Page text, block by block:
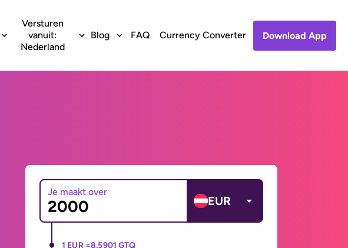
Versturen
vanuit:
Nederland
Blog FAQ Currency Converter Download App
Je maakt over
EUR
1 EUR =8.5901 GTQ